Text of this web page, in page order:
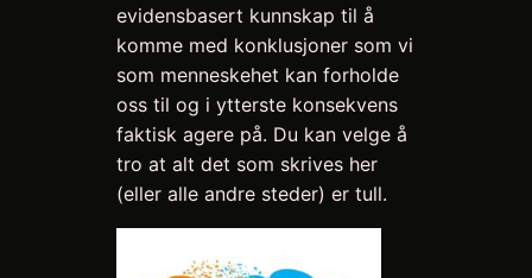
evidensbasert kunnskap til å
komme med konklusjoner som vi
som menneskehet kan forholde
oss til og i ytterste konsekvens
faktisk agere på. Du kan velge å
tro at alt det som skrives her
(eller alle andre steder) er tull.